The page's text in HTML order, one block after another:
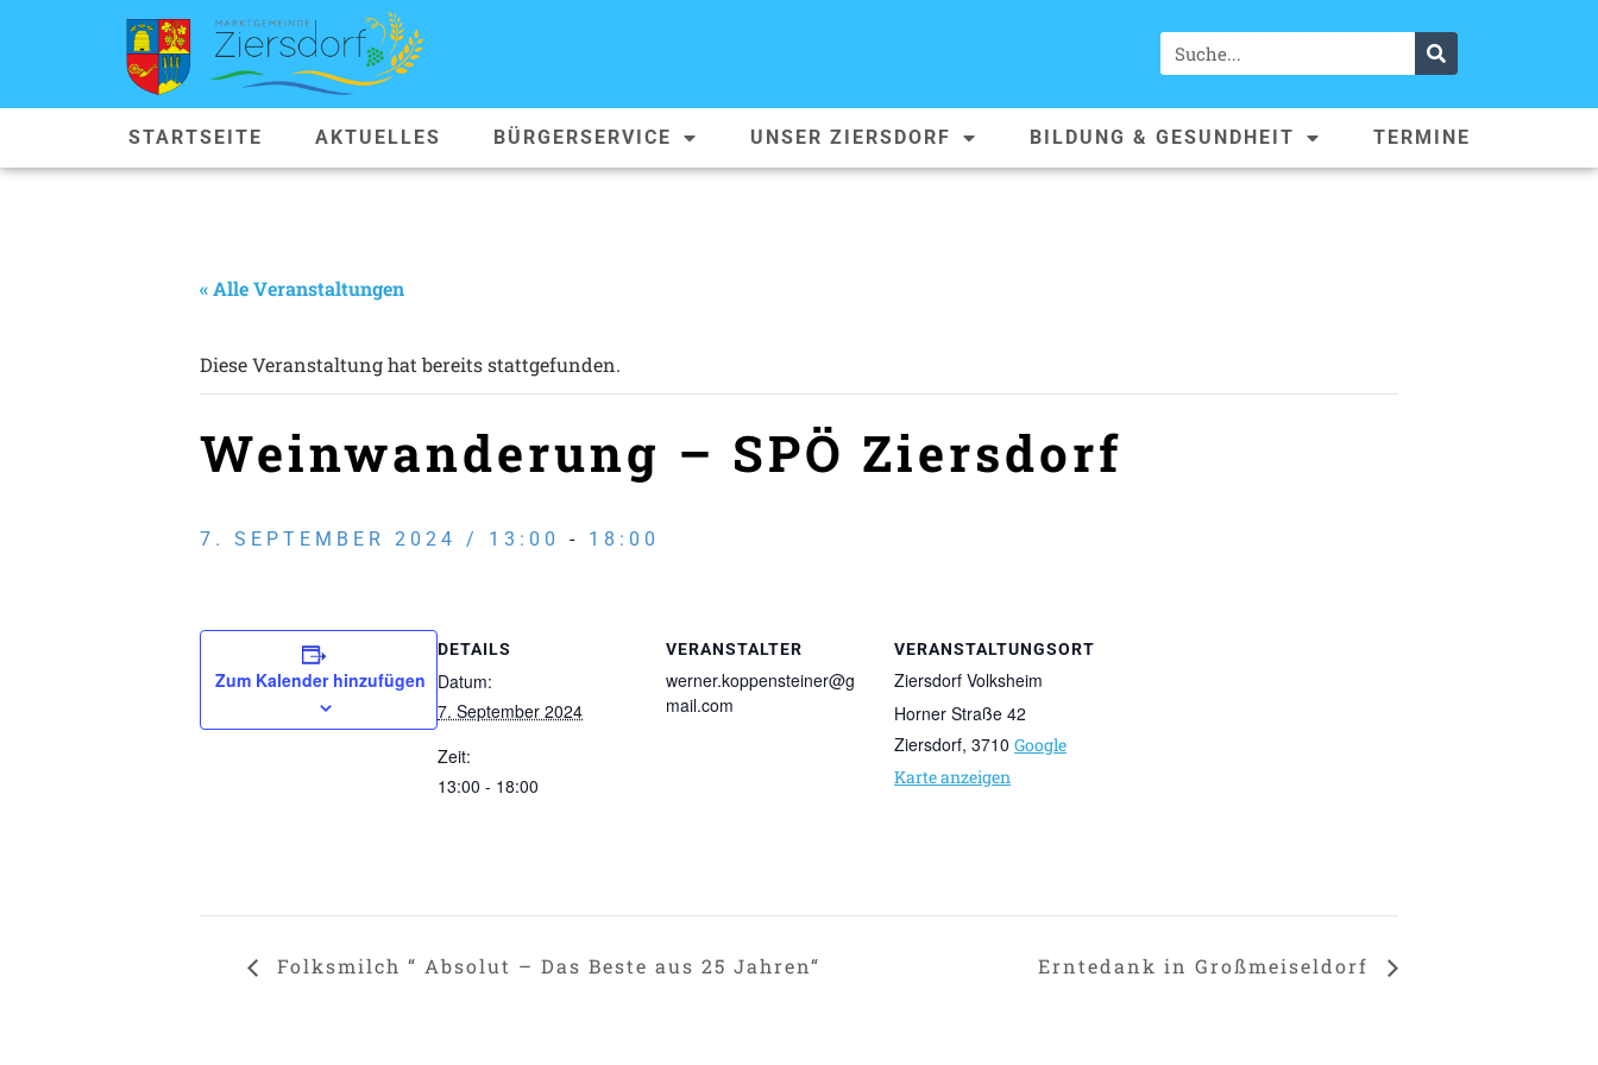
STARTSEITE AKTUELLES BÜRGERSERVICE UNSER ZIERSDORF BILDUNG & GESUNDHEIT TERMINE
« Alle Veranstaltungen
Diese Veranstaltung hat bereits stattgefunden.
Weinwanderung – SPÖ Ziersdorf
7. SEPTEMBER 2024 / 13:00 - 18:00
Zum Kalender hinzufügen
DETAILS
Datum:
7. September 2024
Zeit:
13:00 - 18:00
VERANSTALTER
werner.koppensteiner@g
mail.com
VERANSTALTUNGSORT
Ziersdorf Volksheim
Horner Straße 42
Ziersdorf, 3710 Google
Karte anzeigen
Folksmilch “ Absolut – Das Beste aus 25 Jahren“ Erntedank in Großmeiseldorf